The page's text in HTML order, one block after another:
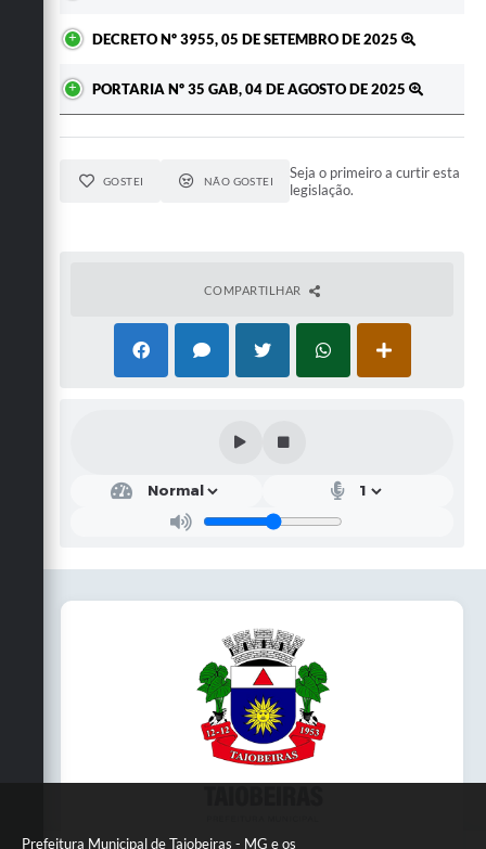
Prefeitura Municipal de Taiobeiras - MG e os
DECRETO Nº 3955, 05 DE SETEMBRO DE 2025
PORTARIA Nº 35 GAB, 04 DE AGOSTO DE 2025
GOSTEI NÃO GOSTEI
Seja o primeiro a curtir esta
legislação.
COMPARTILHAR